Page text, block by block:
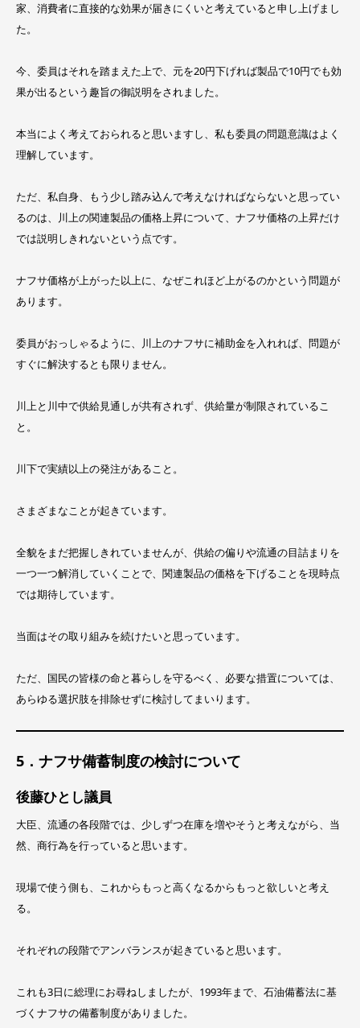
家、消費者に直接的な効果が届きにくいと考えていると申し上げまし
た。
今、委員はそれを踏まえた上で、元を20円下げれば製品で10円でも効
果が出るという趣旨の御説明をされました。
本当によく考えておられると思いますし、私も委員の問題意識はよく
理解しています。
ただ、私自身、もう少し踏み込んで考えなければならないと思ってい
るのは、川上の関連製品の価格上昇について、ナフサ価格の上昇だけ
では説明しきれないという点です。
ナフサ価格が上がった以上に、なぜこれほど上がるのかという問題が
あります。
委員がおっしゃるように、川上のナフサに補助金を入れれば、問題が
すぐに解決するとも限りません。
川上と川中で供給見通しが共有されず、供給量が制限されているこ
と。
川下で実績以上の発注があること。
さまざまなことが起きています。
全貌をまだ把握しきれていませんが、供給の偏りや流通の目詰まりを
一つ一つ解消していくことで、関連製品の価格を下げることを現時点
では期待しています。
当面はその取り組みを続けたいと思っています。
ただ、国民の皆様の命と暮らしを守るべく、必要な措置については、
あらゆる選択肢を排除せずに検討してまいります。
5．ナフサ備蓄制度の検討について
後藤ひとし議員
大臣、流通の各段階では、少しずつ在庫を増やそうと考えながら、当
然、商行為を行っていると思います。
現場で使う側も、これからもっと高くなるからもっと欲しいと考え
る。
それぞれの段階でアンバランスが起きていると思います。
これも3日に総理にお尋ねしましたが、1993年まで、石油備蓄法に基
づくナフサの備蓄制度がありました。